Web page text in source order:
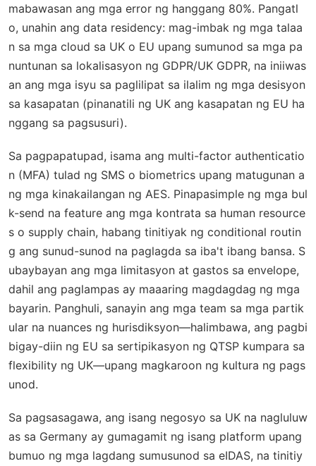
mabawasan ang mga error ng hanggang 80%. Pangatl
o, unahin ang data residency: mag-imbak ng mga talaa
n sa mga cloud sa UK o EU upang sumunod sa mga pa
nuntunan sa lokalisasyon ng GDPR/UK GDPR, na iniiwas
an ang mga isyu sa paglilipat sa ilalim ng mga desisyon
sa kasapatan (pinanatili ng UK ang kasapatan ng EU ha
nggang sa pagsusuri).
Sa pagpapatupad, isama ang multi-factor authenticatio
n (MFA) tulad ng SMS o biometrics upang matugunan a
ng mga kinakailangan ng AES. Pinapasimple ng mga bul
k-send na feature ang mga kontrata sa human resource
s o supply chain, habang tinitiyak ng conditional routin
g ang sunud-sunod na paglagda sa iba't ibang bansa. S
ubaybayan ang mga limitasyon at gastos sa envelope,
dahil ang paglampas ay maaaring magdagdag ng mga
bayarin. Panghuli, sanayin ang mga team sa mga partik
ular na nuances ng hurisdiksyon—halimbawa, ang pagbi
bigay-diin ng EU sa sertipikasyon ng QTSP kumpara sa
flexibility ng UK—upang magkaroon ng kultura ng pags
unod.
Sa pagsasagawa, ang isang negosyo sa UK na nagluluw
as sa Germany ay gumagamit ng isang platform upang
bumuo ng mga lagdang sumusunod sa eIDAS, na tinitiy